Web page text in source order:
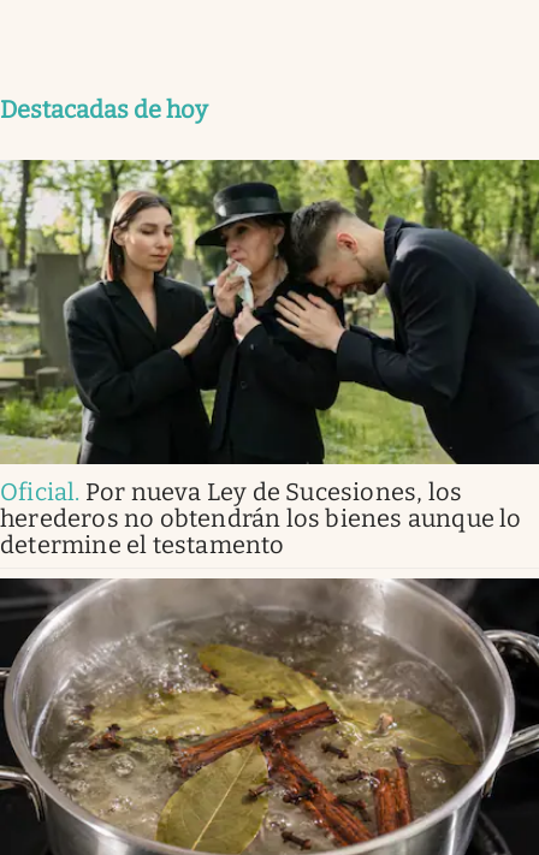
Destacadas de hoy
Oficial. Por nueva Ley de Sucesiones, los
herederos no obtendrán los bienes aunque lo
determine el testamento